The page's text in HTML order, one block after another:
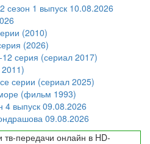
сезон 1 выпуск 10.08.2026
(2010)
(2026)
серия (сериал 2017)
серии (сериал 2025)
(фильм 1993)
4 выпуск 09.08.2026
09.08.2026
передачи онлайн в HD-